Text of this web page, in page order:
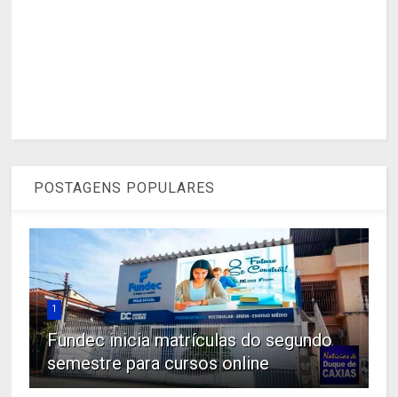
POSTAGENS POPULARES
1
Fundec inicia matrículas do segundo
semestre para cursos online